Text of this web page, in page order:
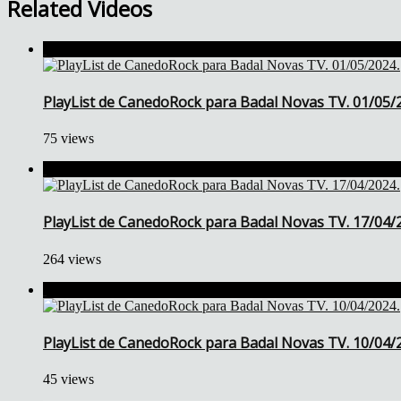
Related Videos
PlayList de CanedoRock para Badal Novas TV. 01/05/
75 views
PlayList de CanedoRock para Badal Novas TV. 17/04/
264 views
PlayList de CanedoRock para Badal Novas TV. 10/04/
45 views